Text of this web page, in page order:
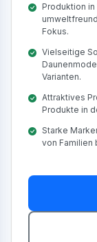
Produktion
Fokus.
Vielseitige
Varianten.
Attraktives
Produkte in
Starke
von Familien